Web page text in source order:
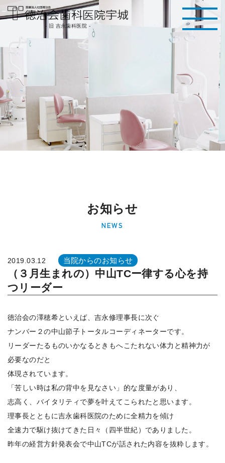
医療法人社団徳治
会 徳治会歯科医院
医院]｜熊本県宇城
市
- 旧 吉永歯科医院 -
お知らせ
NEWS
2019.03.12 当院からのお知らせ
（３月生まれの）中山TCー律する心を持
つリーダー
徳治会の澤穂希といえば、吉永修理事長に次ぐ
ナンバー２の中山節子トータルコーディネーターです。
リーダーたるものいかなるときもへこたれない体力と精神力が
必要なのだと
体現されています。
「苦しい時は私の背中を見なさい」的な度量があり、
志高く、バイタリティで夢を叶えてこられたと思います。
理事長とともに吉永歯科医院のために全精力を傾け
全速力で駆け抜けてきた日々（四半世紀）でありました。
昨年の経営方針発表会で中山TCが話された内容を抜粋します。